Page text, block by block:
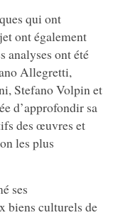
qui ont
ont également
analyses ont été
Allegretti,
Stefano Volpin et
d’approfondir sa
des œuvres et
les plus
ses
biens culturels de